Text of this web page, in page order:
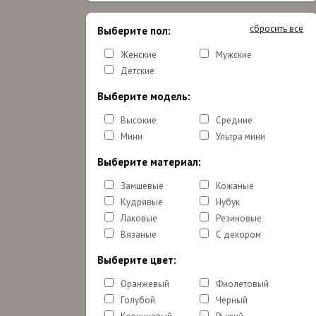
сбросить все
Выберите пол:
Женские
Мужские
Детские
Выберите модель:
Высокие
Средние
Мини
Ультра мини
Выберите материал:
Замшевые
Кожаные
Кудрявые
Нубук
Лаковые
Резиновые
Вязаные
С декором
Выберите цвет:
Оранжевый
Фиолетовый
Голубой
Черный